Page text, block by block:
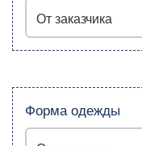
Форма одежды